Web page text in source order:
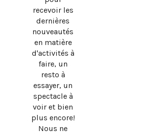
recevoir les
dernières
nouveautés
en matière
d'activités à
faire, un
resto à
essayer, un
spectacle à
voir et bien
plus encore!
Nous ne